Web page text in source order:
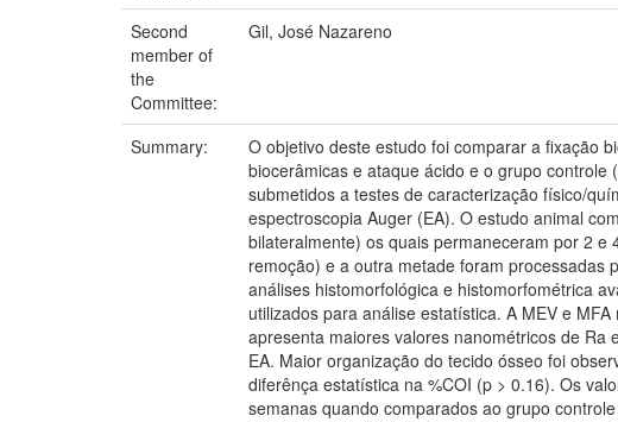
Second
member of
the
Committee:
Gil, José Nazareno
Summary:
O objetivo deste estudo foi comparar a fixação
biocerâmicas e ataque ácido e o grupo
submetidos a testes de caracterização físico/
espectroscopia Auger (EA). O estudo animal
bilateralmente) os quais permaneceram por 2
remoção) e a outra metade foram processadas
análises histomorfológica e histomorfométrica
utilizados para análise estatística. A MEV e
apresenta maiores valores nanométricos de
EA. Maior organização do tecido ósseo foi
diferênça estatística na %COI (p > 0.16). Os
semanas quando comparados ao grupo